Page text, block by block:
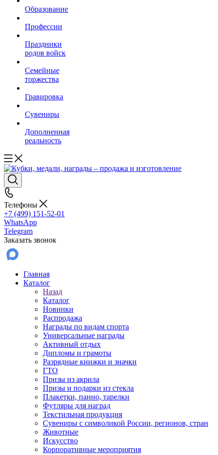
Образование
Профессии
Праздники
родов войск
Семейные
торжества
Гравировка
Сувениры
Дополненная
реальность
Телефоны
+7 (499) 151-52-01
WhatsApp
Telegram
Заказать звонок
Главная
Каталог
Назад
Каталог
Новинки
Распродажа
Награды по видам спорта
Универсальные награды
Активный отдых
Дипломы и грамоты
Разрядные книжки и значки
ГТО
Призы из акрила
Призы и подарки из стекла
Плакетки, панно, тарелки
Футляры для наград
Текстильная продукция
Сувениры с символикой России, регионов, стран
Животные
Искусство
Корпоративные мероприятия